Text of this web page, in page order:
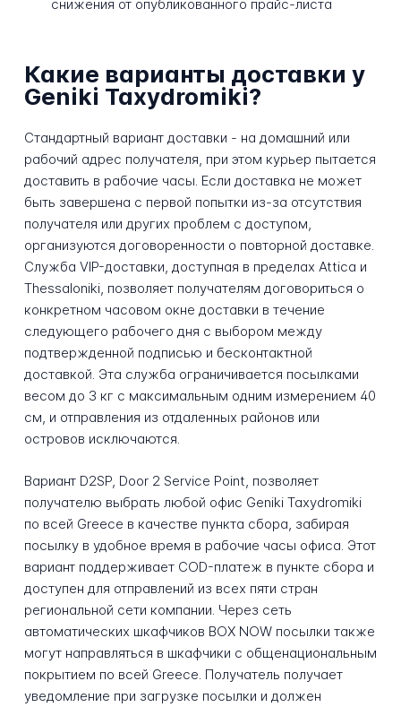
снижения от опубликованного прайс-листа
Какие варианты доставки у
Geniki Taxydromiki?
Стандартный вариант доставки - на домашний или
рабочий адрес получателя, при этом курьер пытается
доставить в рабочие часы. Если доставка не может
быть завершена с первой попытки из-за отсутствия
получателя или других проблем с доступом,
организуются договоренности о повторной доставке.
Служба VIP-доставки, доступная в пределах Attica и
Thessaloniki, позволяет получателям договориться о
конкретном часовом окне доставки в течение
следующего рабочего дня с выбором между
подтвержденной подписью и бесконтактной
доставкой. Эта служба ограничивается посылками
весом до 3 кг с максимальным одним измерением 40
см, и отправления из отдаленных районов или
островов исключаются.
Вариант D2SP, Door 2 Service Point, позволяет
получателю выбрать любой офис Geniki Taxydromiki
по всей Greece в качестве пункта сбора, забирая
посылку в удобное время в рабочие часы офиса. Этот
вариант поддерживает COD-платеж в пункте сбора и
доступен для отправлений из всех пяти стран
региональной сети компании. Через сеть
автоматических шкафчиков BOX NOW посылки также
могут направляться в шкафчики с общенациональным
покрытием по всей Greece. Получатель получает
уведомление при загрузке посылки и должен